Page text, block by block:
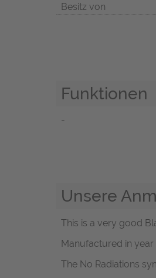
Besitz von
Funktionen
-
Unsere
This is a very good
Manufactured in year
The No Radiations